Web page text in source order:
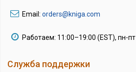
Email: orders@kniga.com
Работаем: 11:00–19:00 (EST), пн-пт
Служба поддержки